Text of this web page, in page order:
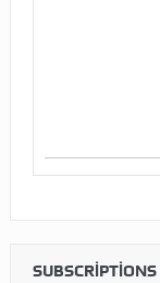
SUBSCRIPTIONS